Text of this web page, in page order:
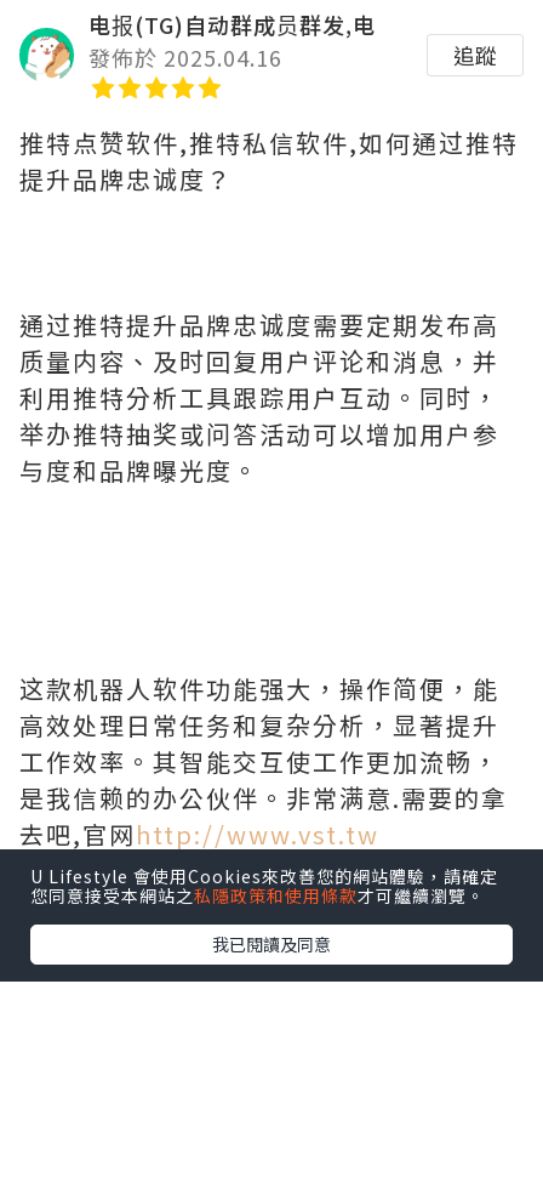
电报(TG)自动群成员群发,电
發佈於 2025.04.16
追蹤
推特点赞软件,推特私信软件,如何通过推特
提升品牌忠诚度？
通过推特提升品牌忠诚度需要定期发布高
质量内容、及时回复用户评论和消息，并
利用推特分析工具跟踪用户互动。同时，
举办推特抽奖或问答活动可以增加用户参
与度和品牌曝光度。
这款机器人软件功能强大，操作简便，能
高效处理日常任务和复杂分析，显著提升
工作效率。其智能交互使工作更加流畅，
是我信赖的办公伙伴。非常满意.需要的拿
去吧,官网http://www.vst.tw
U Lifestyle 會使用Cookies來改善您的網站體驗，請確定
您同意接受本網站之私隱政策和使用條款才可繼續瀏覽。
我已閱讀及同意